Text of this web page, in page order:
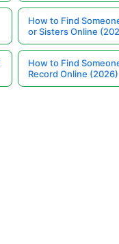
How to Find
or Sisters Online
How to Find
Record Online (2026)